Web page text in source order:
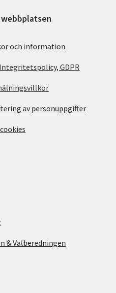
webbplatsen
och information
Integritetspolicy, GDPR
av personuppgifter
& Valberedningen